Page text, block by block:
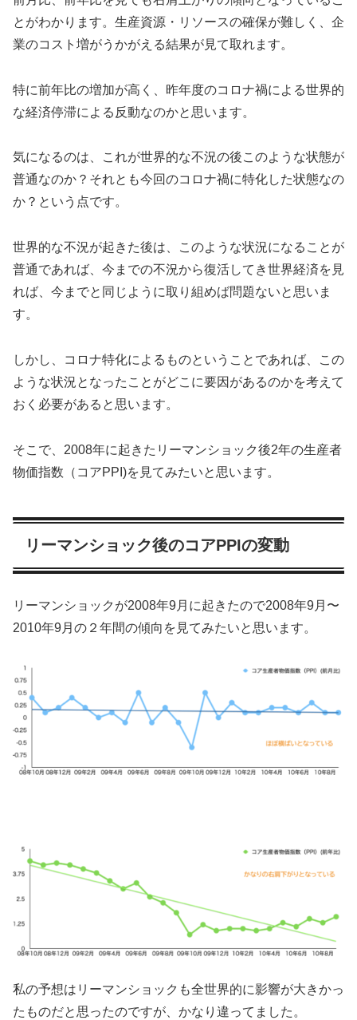
とがわかります。生産資源・リソースの確保が難しく、企
業のコスト増がうかがえる結果が見て取れます。
特に前年比の増加が高く、昨年度のコロナ禍による世界的
な経済停滞による反動なのかと思います。
気になるのは、これが世界的な不況の後このような状態が
普通なのか？それとも今回のコロナ禍に特化した状態なの
か？という点です。
世界的な不況が起きた後は、このような状況になることが
普通であれば、今までの不況から復活してき世界経済を見
れば、今までと同じように取り組めば問題ないと思いま
す。
しかし、コロナ特化によるものということであれば、この
ような状況となったことがどこに要因があるのかを考えて
おく必要があると思います。
そこで、2008年に起きたリーマンショック後2年の生産者
物価指数（コアPPI)を見てみたいと思います。
リーマンショック後のコアPPIの変動
リーマンショックが2008年9月に起きたので2008年9月〜
2010年9月の２年間の傾向を見てみたいと思います。
私の予想はリーマンショックも全世界的に影響が大きかっ
たものだと思ったのですが、かなり違ってました。